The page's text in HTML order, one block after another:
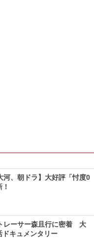
河、朝ドラ】大好評「忖度0
レーサー森且行に密着 大
ドキュメンタリー